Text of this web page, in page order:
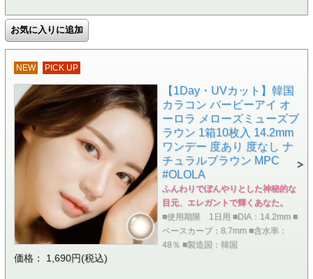
NEW PICK UP
【1Day・UVカット】韓国
カラコン バービーアイ オ
ーロラ メローズミューズブ
ラウン 1箱10枚入 14.2mm
ワンデー 度あり 度なし ナ
チュラルブラウン MPC
#OLOLA
ふんわりでぼんやりとした神秘的な
目元、エレガントで輝くあなた。
■使用期限 1日用 ■DIA：14.2mm ■
ベースカーブ：8.7mm ■含水率：
48％ ■製造国：韓国
価格： 1,690円(税込)